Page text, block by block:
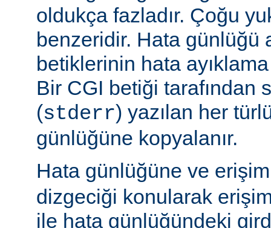
oldukça fazladır. Çoğu
benzeridir. Hata günlüğü
betiklerinin hata ayıklama
Bir CGI betiği tarafından
(stderr) yazılan her
günlüğüne kopyalanır.
Hata günlüğüne ve
dizgeciği konularak
ile hata günlüğündeki